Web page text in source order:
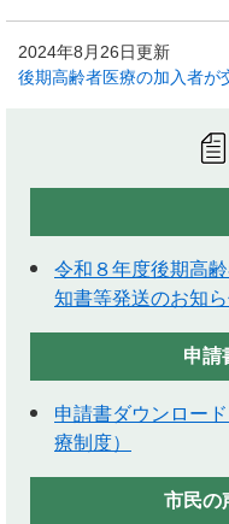
2024年8月26日更新
後期高齢者医療の加入者が
令和８年度後期高
知書等発送のお知
申請
申請書ダウンロー
療制度）
市民の